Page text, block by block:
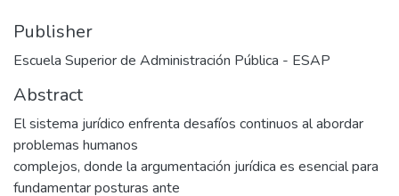
Publisher
Escuela Superior de Administración Pública - ESAP
Abstract
El sistema jurídico enfrenta desafíos continuos al abordar
problemas humanos
complejos, donde la argumentación jurídica es esencial para
fundamentar posturas ante